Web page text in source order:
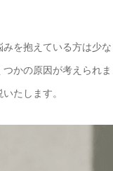
みを抱えている方は少
かの原因が考えられま
たします。